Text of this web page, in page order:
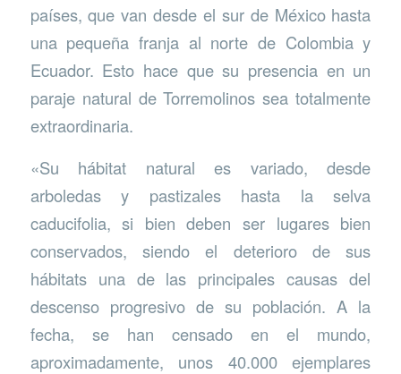
países, que van desde el sur de México hasta
una pequeña franja al norte de Colombia y
Ecuador. Esto hace que su presencia en un
paraje natural de Torremolinos sea totalmente
extraordinaria.
«Su hábitat natural es variado, desde
arboledas y pastizales hasta la selva
caducifolia, si bien deben ser lugares bien
conservados, siendo el deterioro de sus
hábitats una de las principales causas del
descenso progresivo de su población. A la
fecha, se han censado en el mundo,
aproximadamente, unos 40.000 ejemplares